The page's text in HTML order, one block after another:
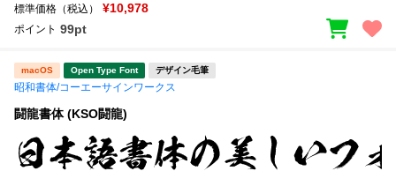
文字種類
〜
標準価格（税込） ¥10,978
ポイント 99pt
macOS Open Type Font デザイン毛筆
昭和書体/コーエーサインワークス
闘龍書体 (KSO闘龍)